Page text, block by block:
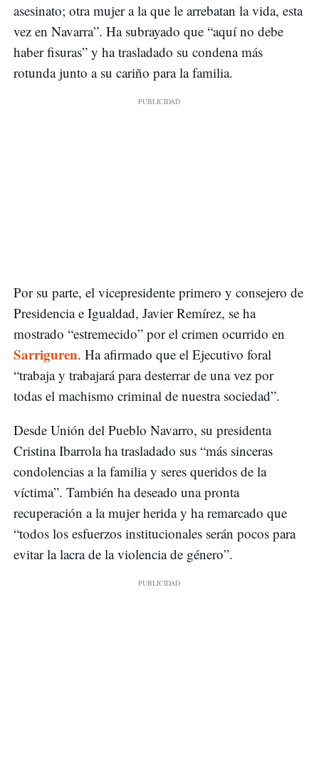
asesinato; otra mujer a la que le arrebatan la vida, esta
vez en Navarra”. Ha subrayado que “aquí no debe
haber fisuras” y ha trasladado su condena más
rotunda junto a su cariño para la familia.
Por su parte, el vicepresidente primero y consejero de
Presidencia e Igualdad, Javier Remírez, se ha
mostrado “estremecido” por el crimen ocurrido en
Sarriguren. Ha afirmado que el Ejecutivo foral
“trabaja y trabajará para desterrar de una vez por
todas el machismo criminal de nuestra sociedad”.
Desde Unión del Pueblo Navarro, su presidenta
Cristina Ibarrola ha trasladado sus “más sinceras
condolencias a la familia y seres queridos de la
víctima”. También ha deseado una pronta
recuperación a la mujer herida y ha remarcado que
“todos los esfuerzos institucionales serán pocos para
evitar la lacra de la violencia de género”.